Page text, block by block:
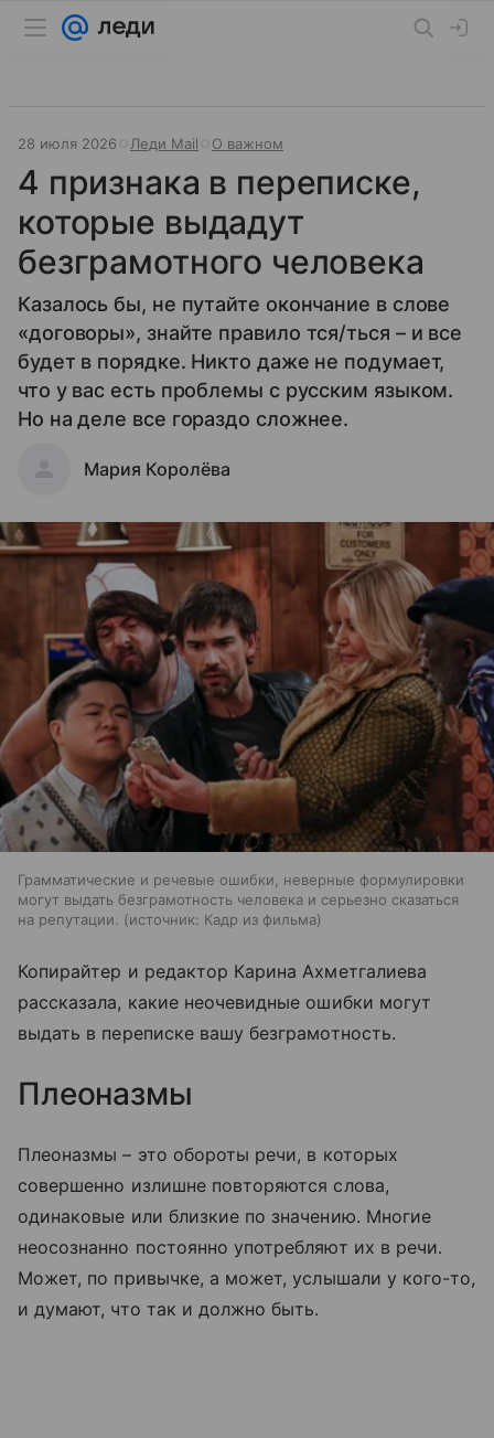
28 июля 2026 Леди Mail О важном
4 признака в переписке,
которые выдадут
безграмотного человека
Казалось бы, не путайте окончание в слове
«договоры», знайте правило тся/ться – и все
будет в порядке. Никто даже не подумает,
что у вас есть проблемы с русским языком.
Но на деле все гораздо сложнее.
Мария Королёва
Грамматические и речевые ошибки, неверные формулировки
могут выдать безграмотность человека и серьезно сказаться
на репутации.
источник: Кадр из фильма
Копирайтер и редактор Карина Ахметгалиева
рассказала, какие неочевидные ошибки могут
выдать в переписке вашу безграмотность.
Плеоназмы
Плеоназмы – это обороты речи, в которых
совершенно излишне повторяются слова,
одинаковые или близкие по значению. Многие
неосознанно постоянно употребляют их в речи.
Может, по привычке, а может, услышали у кого-то,
и думают, что так и должно быть.